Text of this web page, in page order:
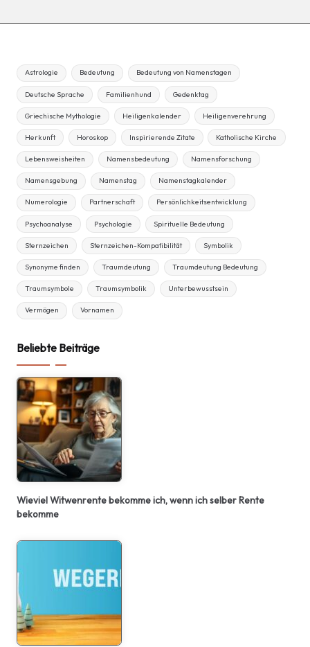
Astrologie Bedeutung Bedeutung von Namenstagen
Deutsche Sprache Familienhund Gedenktag
Griechische Mythologie Heiligenkalender Heiligenverehrung
Herkunft Horoskop Inspirierende Zitate Katholische Kirche
Lebensweisheiten Namensbedeutung Namensforschung
Namensgebung Namenstag Namenstagkalender
Numerologie Partnerschaft Persönlichkeitsentwicklung
Psychoanalyse Psychologie Spirituelle Bedeutung
Sternzeichen Sternzeichen-Kompatibilität Symbolik
Synonyme finden Traumdeutung Traumdeutung Bedeutung
Traumsymbole Traumsymbolik Unterbewusstsein
Vermögen Vornamen
Beliebte Beiträge
Wieviel Witwenrente bekomme ich, wenn ich selber Rente
bekomme